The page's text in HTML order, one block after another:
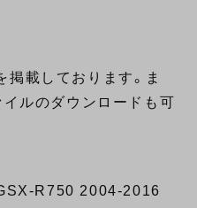
載しております。ま
ルのダウンロードも可
R750 2004-2016